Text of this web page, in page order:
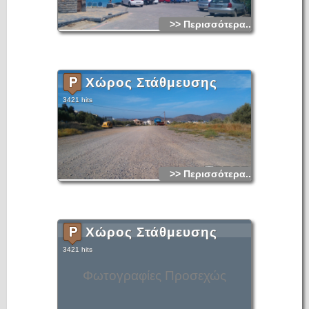
>> Περισσότερα...
Χώρος Στάθμευσης
3421 hits
>> Περισσότερα...
Φωτογραφίες Προσεχώς
Χώρος Στάθμευσης
3421 hits